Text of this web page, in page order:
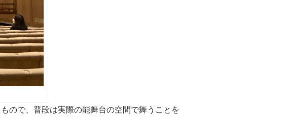
ので、普段は実際の能舞台の空間で舞うことを